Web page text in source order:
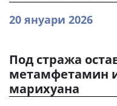
20 януари 2026
Под стража
метамфетамин
марихуана